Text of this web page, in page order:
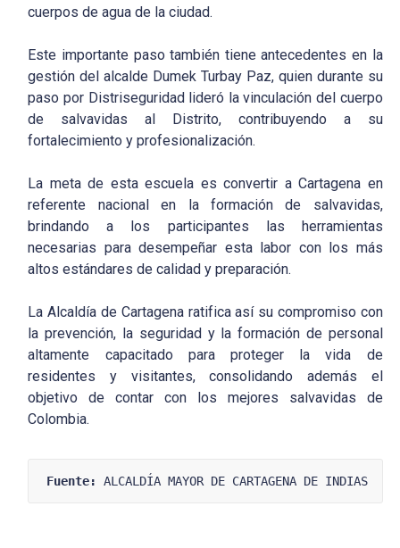
cuerpos de agua de la ciudad.
Este importante paso también tiene antecedentes en la
gestión del alcalde Dumek Turbay Paz, quien durante su
paso por Distriseguridad lideró la vinculación del cuerpo
de salvavidas al Distrito, contribuyendo a su
fortalecimiento y profesionalización.
La meta de esta escuela es convertir a Cartagena en
referente nacional en la formación de salvavidas,
brindando a los participantes las herramientas
necesarias para desempeñar esta labor con los más
altos estándares de calidad y preparación.
La Alcaldía de Cartagena ratifica así su compromiso con
la prevención, la seguridad y la formación de personal
altamente capacitado para proteger la vida de
residentes y visitantes, consolidando además el
objetivo de contar con los mejores salvavidas de
Colombia.
Fuente: ALCALDÍA MAYOR DE CARTAGENA DE INDIAS